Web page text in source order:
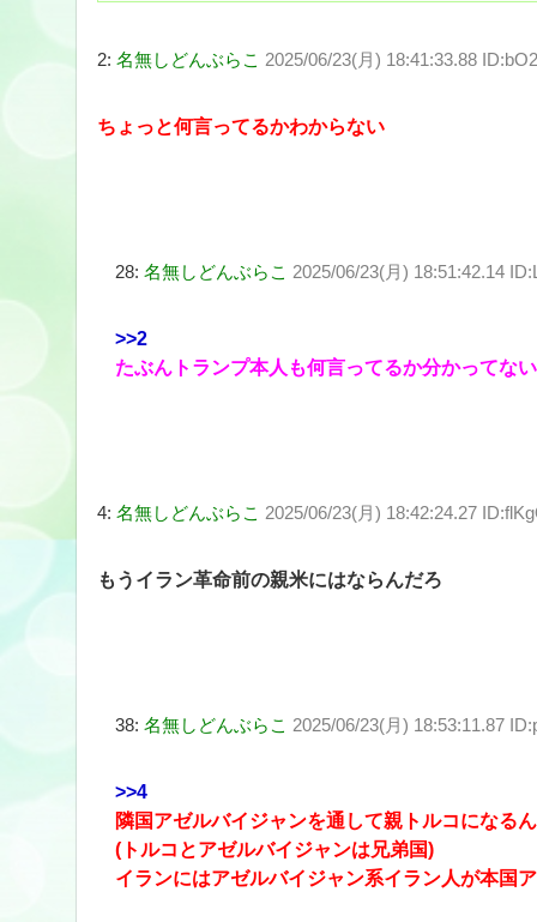
2: 名無しどんぶらこ 2025/06/23(月) 18:41:33.88
ちょっと何言ってるかわからない
28: 名無しどんぶらこ 2025/06/23(月) 18:51:42.14
>>2
たぶんトランプ本人も何言ってるか分かってない
4: 名無しどんぶらこ 2025/06/23(月) 18:42:24.27
もうイラン革命前の親米にはならんだろ
38: 名無しどんぶらこ 2025/06/23(月) 18:53:11.87
>>4
隣国アゼルバイジャンを通して親トルコになる
(トルコとアゼルバイジャンは兄弟国)
イランにはアゼルバイジャン系イラン人が本国